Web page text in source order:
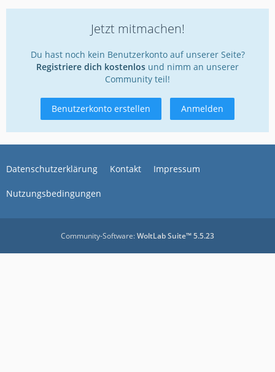
Jetzt mitmachen!
Du hast noch kein Benutzerkonto auf unserer Seite?
Registriere dich kostenlos und nimm an unserer
Community teil!
Benutzerkonto erstellen Anmelden
Datenschutzerklärung Kontakt Impressum
Nutzungsbedingungen
Community-Software:WoltLab Suite™ 5.5.23